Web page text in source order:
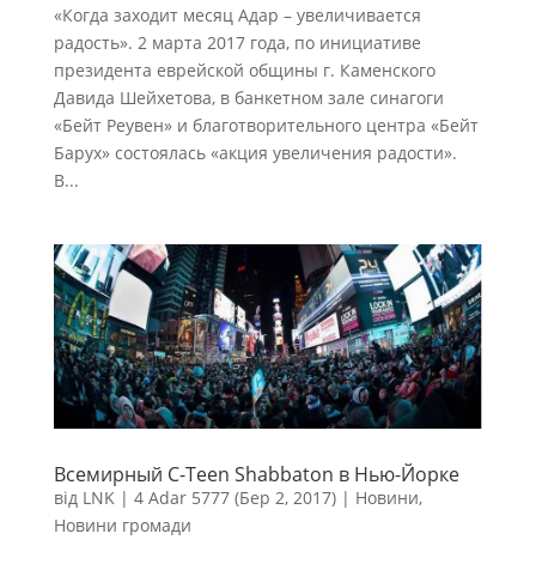
«Когда заходит месяц Адар – увеличивается
радость». 2 марта 2017 года, по инициативе
президента еврейской общины г. Каменского
Давида Шейхетова, в банкетном зале синагоги
«Бейт Реувен» и благотворительного центра «Бейт
Барух» состоялась «акция увеличения радости».
В...
Всемирный C-Teen Shabbaton в Нью-Йорке
від LNK | 4 Adar 5777 (Бер 2, 2017)| Новини,
Новини громади